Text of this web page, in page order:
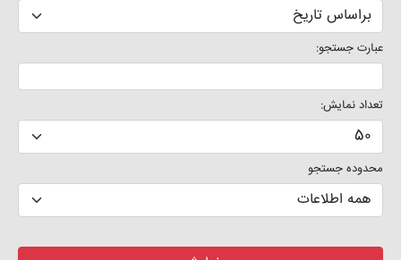
عبارت جستجو:
تعداد نمایش:
محدوده جستجو